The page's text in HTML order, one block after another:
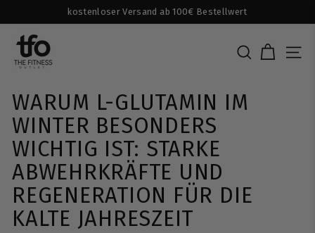
zum
Inhalt
Pause
kostenloser Versand ab 100€ Bestellwert
T
H
F
I
T
N
E
S
S
O
SUCHE
WARUM L-GLUTAMIN IM
WINTER BESONDERS
WICHTIG IST: STARKE
ABWEHRKRÄFTE UND
REGENERATION FÜR DIE
KALTE JAHRESZEIT